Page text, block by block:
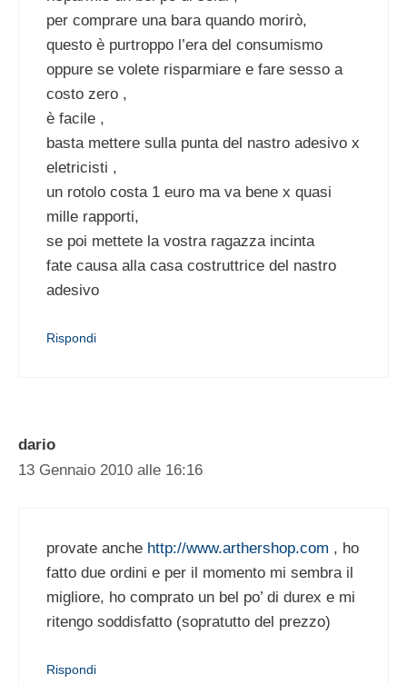
per comprare una bara quando morirò,
questo è purtroppo l’era del consumismo
oppure se volete risparmiare e fare sesso a
costo zero ,
è facile ,
basta mettere sulla punta del nastro adesivo x
eletricisti ,
un rotolo costa 1 euro ma va bene x quasi
mille rapporti,
se poi mettete la vostra ragazza incinta
fate causa alla casa costruttrice del nastro
adesivo
Rispondi
dario
13 Gennaio 2010 alle 16:16
provate anche http://www.arthershop.com , ho
fatto due ordini e per il momento mi sembra il
migliore, ho comprato un bel po’ di durex e mi
ritengo soddisfatto (sopratutto del prezzo)
Rispondi